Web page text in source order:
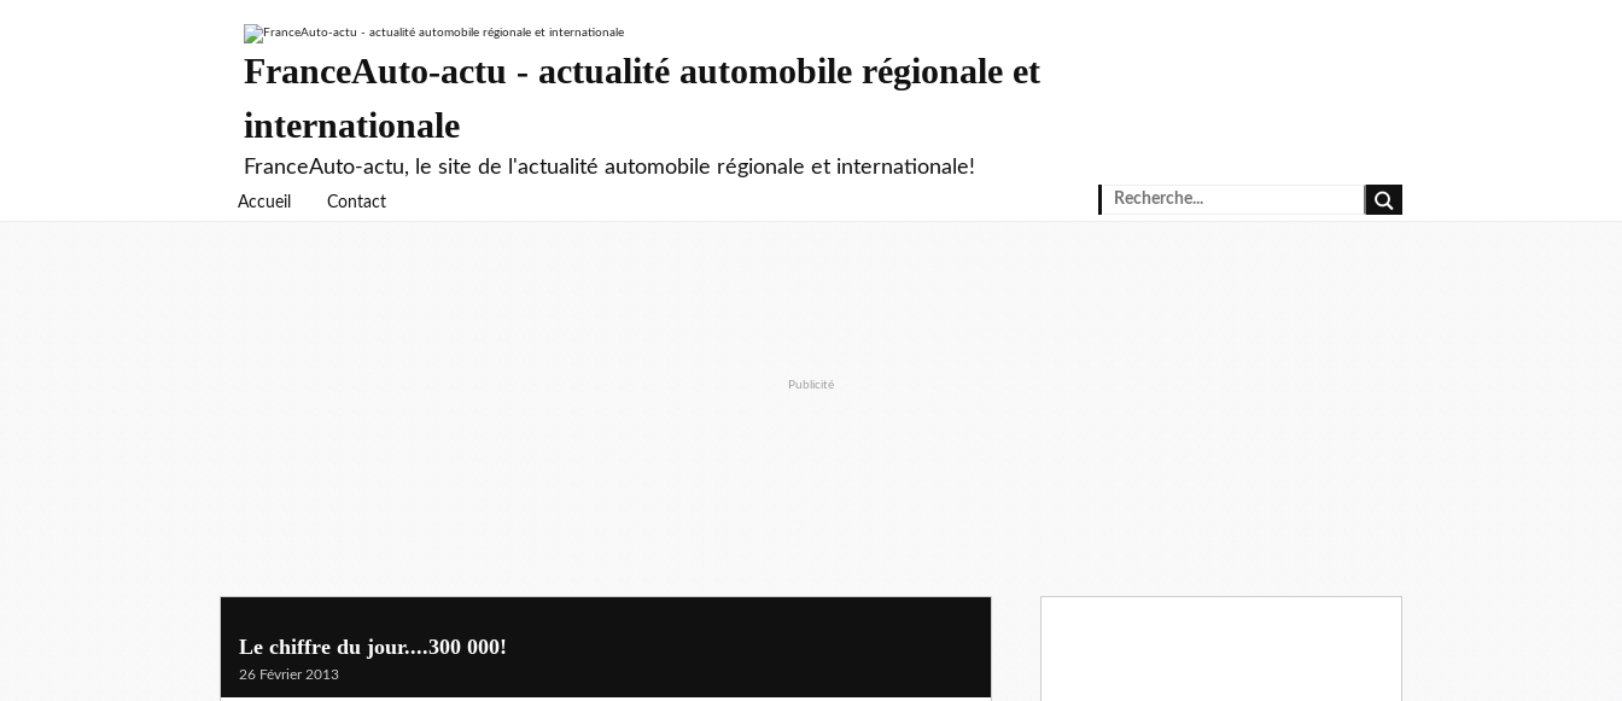
FranceAuto-actu - actualité automobile régionale et
internationale
FranceAuto-actu, le site de l'actualité automobile régionale et internationale!
Accueil Contact
Publicité
Le chiffre du jour....300 000!
26 Février 2013